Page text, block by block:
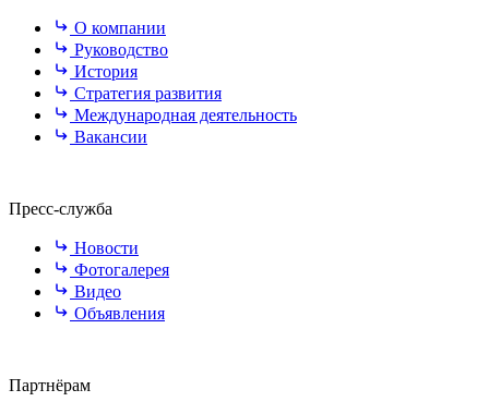
О компании
Руководство
История
Стратегия развития
Международная деятельность
Вакансии
Пресс-служба
Новости
Фотогалерея
Видео
Объявления
Партнёрам